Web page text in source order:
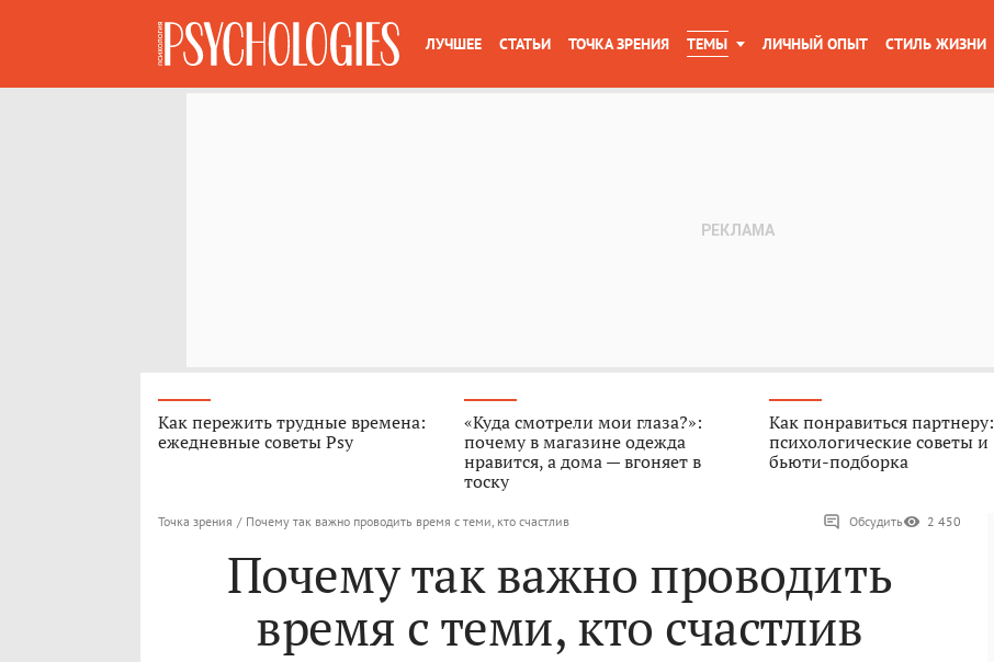
ЛУЧШЕЕ СТАТЬИ ТОЧКА ЗРЕНИЯ ТЕМЫ ЛИЧНЫЙ ОПЫТ СТИЛЬ ЖИЗНИ
Как пережить трудные времена:
ежедневные советы Psy
«Куда смотрели мои глаза?»:
почему в магазине одежда
нравится, а дома — вгоняет в
тоску
Как понравиться партнеру:
психологические советы и
бьюти-подборка
Точка зрения / Почему так важно проводить время с теми, кто счастлив Обсудить 2 450
Почему так важно проводить
время с теми, кто счастлив